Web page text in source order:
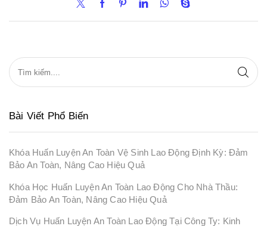
Bài Viết Phổ Biến
Khóa Huấn Luyện An Toàn Vệ Sinh Lao Động Định Kỳ: Đảm
Bảo An Toàn, Nâng Cao Hiệu Quả
Khóa Học Huấn Luyện An Toàn Lao Động Cho Nhà Thầu:
Đảm Bảo An Toàn, Nâng Cao Hiệu Quả
Dịch Vụ Huấn Luyện An Toàn Lao Động Tại Công Ty: Kinh